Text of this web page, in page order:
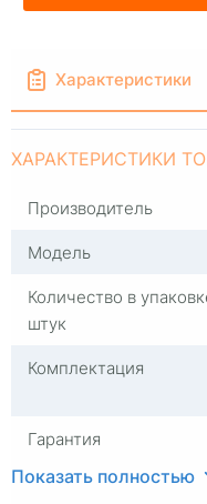
Характеристики
ХАРАКТЕРИСТИКИ
Производитель
Модель
Количество в
штук
Комплектация
Гарантия
Количество, штук
Показать полностью